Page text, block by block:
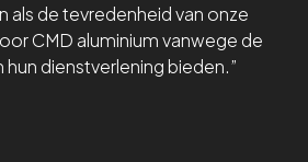
de tevredenheid van onze
CMD aluminium vanwege de
hun dienstverlening bieden.”